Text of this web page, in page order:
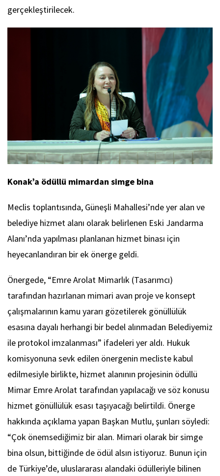
gerçekleştirilecek.
Konak’a ödüllü mimardan simge bina
Meclis toplantısında, Güneşli Mahallesi’nde yer alan ve
belediye hizmet alanı olarak belirlenen Eski Jandarma
Alanı’nda yapılması planlanan hizmet binası için
heyecanlandıran bir ek önerge geldi.
Önergede, “Emre Arolat Mimarlık (Tasarımcı)
tarafından hazırlanan mimari avan proje ve konsept
çalışmalarının kamu yararı gözetilerek gönüllülük
esasına dayalı herhangi bir bedel alınmadan Belediyemiz
ile protokol imzalanması” ifadeleri yer aldı. Hukuk
komisyonuna sevk edilen önergenin mecliste kabul
edilmesiyle birlikte, hizmet alanının projesinin ödüllü
Mimar Emre Arolat tarafından yapılacağı ve söz konusu
hizmet gönüllülük esası taşıyacağı belirtildi. Önerge
hakkında açıklama yapan Başkan Mutlu, şunları söyledi:
“Çok önemsediğimiz bir alan. Mimari olarak bir simge
bina olsun, bittiğinde de ödül alsın istiyoruz. Bunun için
de Türkiye’de, uluslararası alandaki ödülleriyle bilinen